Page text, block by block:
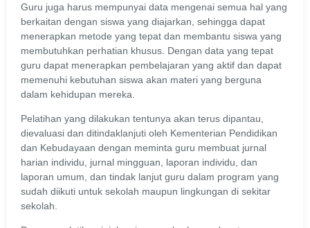
Guru juga harus mempunyai data mengenai semua hal yang
berkaitan dengan siswa yang diajarkan, sehingga dapat
menerapkan metode yang tepat dan membantu siswa yang
membutuhkan perhatian khusus. Dengan data yang tepat
guru dapat menerapkan pembelajaran yang aktif dan dapat
memenuhi kebutuhan siswa akan materi yang berguna
dalam kehidupan mereka.
Pelatihan yang dilakukan tentunya akan terus dipantau,
dievaluasi dan ditindaklanjuti oleh Kementerian Pendidikan
dan Kebudayaan dengan meminta guru membuat jurnal
harian individu, jurnal mingguan, laporan individu, dan
laporan umum, dan tindak lanjut guru dalam program yang
sudah diikuti untuk sekolah maupun lingkungan di sekitar
sekolah.